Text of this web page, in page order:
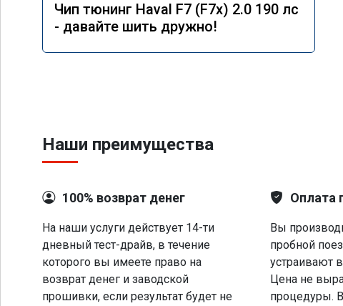
Чип тюнинг Haval F7 (F7x) 2.0 190 лс
- давайте шить дружно!
Наши преимущества
100% возврат денег
На наши услуги действует 14-ти
дневный тест-драйв, в течение
которого вы имеете право на
возврат денег и заводской
прошивки, если результат будет не
Оплата
Вы
пробной
устраивают
Цена не
процедуры.